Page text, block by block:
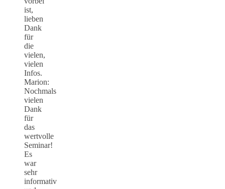
ist,
lieben
Dank
für
die
vielen,
vielen
Infos.
Marion:
Nochmals
vielen
Dank
für
das
wertvolle
Seminar!
Es
war
sehr
informativ